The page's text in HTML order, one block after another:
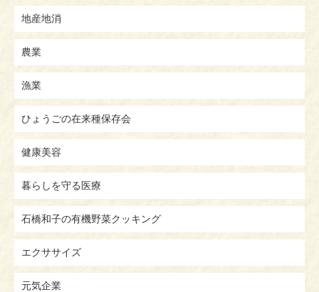
地産地消
農業
漁業
ひょうごの在来種保存会
健康美容
暮らしを守る医療
石橋和子の有機野菜クッキング
エクササイズ
元気企業